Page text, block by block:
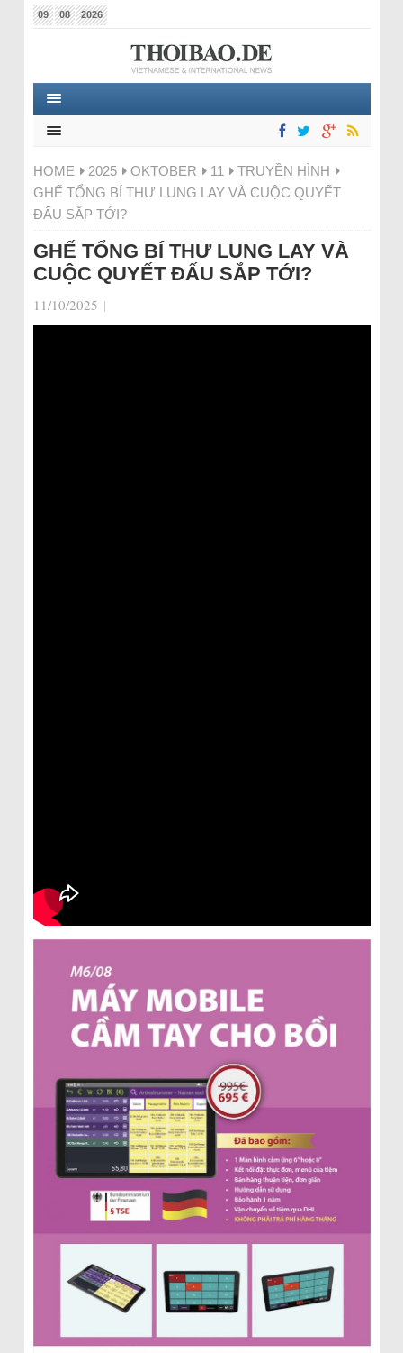
09 08 2026
HOME 2025 OKTOBER 11
TRUYỀN HÌNH
GHẾ TỔNG BÍ THƯ LUNG LAY VÀ CUỘC QUYẾT
ĐẤU SẮP TỚI?
GHẾ TỔNG BÍ THƯ LUNG LAY VÀ
CUỘC QUYẾT ĐẤU SẮP TỚI?
11/10/2025 |